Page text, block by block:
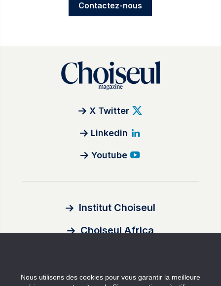
Contactez-nous
X Twitter
Linkedin
Youtube
Institut Choiseul
Choiseul Africa
Nous utilisons des cookies pour vous garantir la meilleure